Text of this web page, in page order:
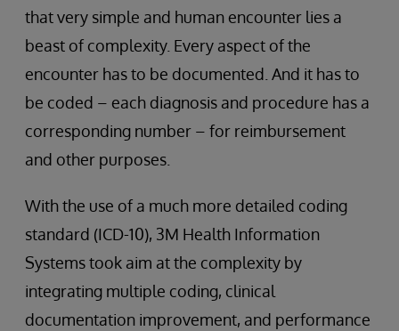
that very simple and human encounter lies a
beast of complexity. Every aspect of the
encounter has to be documented. And it has to
be coded – each diagnosis and procedure has a
corresponding number – for reimbursement
and other purposes.
With the use of a much more detailed coding
standard (ICD-10), 3M Health Information
Systems took aim at the complexity by
integrating multiple coding, clinical
documentation improvement, and performance